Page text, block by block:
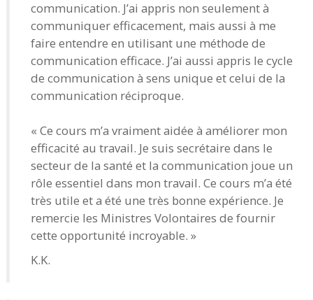
communication. J’ai appris non seulement à
communiquer efficacement, mais aussi à me
faire entendre en utilisant une méthode de
communication efficace. J’ai aussi appris le cycle
de communication à sens unique et celui de la
communication réciproque.
« Ce cours m’a vraiment aidée à améliorer mon
efficacité au travail. Je suis secrétaire dans le
secteur de la santé et la communication joue un
rôle essentiel dans mon travail. Ce cours m’a été
très utile et a été une très bonne expérience. Je
remercie les Ministres Volontaires de fournir
cette opportunité incroyable. »
K.K.